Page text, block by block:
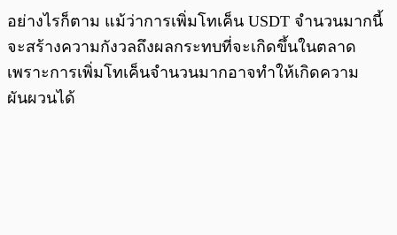
อย่างไรก็ตาม แม้ว่าการเพิ่มโทเค็น USDT จำนวนมากนี้
จะสร้างความกังวลถึงผลกระทบที่จะเกิดขึ้นในตลาด
เพราะการเพิ่มโทเค็นจำนวนมากอาจทำให้เกิดความ
ผันผวนได้